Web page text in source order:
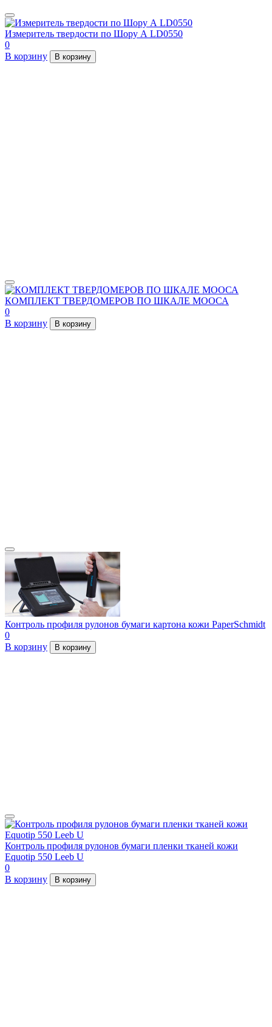
Измеритель твердости по Шору А LD0550
0
В корзину
В корзину
КОМПЛЕКТ ТВЕРДОМЕРОВ ПО ШКАЛЕ МООСА
0
В корзину
В корзину
Контроль профиля рулонов бумаги картона кожи PaperSchmidt
0
В корзину
В корзину
Контроль профиля рулонов бумаги пленки тканей кожи
Equotip 550 Leeb U
0
В корзину
В корзину